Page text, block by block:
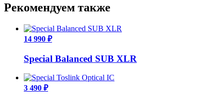
Рекомендуем также
14 990 ₽
Special Balanced SUB XLR
3 490 ₽